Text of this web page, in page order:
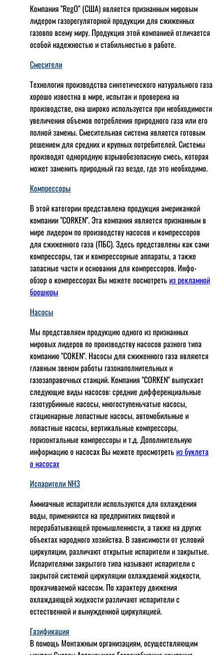
Компания "RegO" (США) является признанным мировым
лидером газорегуляторной продукции для сжиженных
газовпо всему миру. Продукция этой компанией отличается
особой надежностью и стабильностью в работе.
Смесители
Технология производства синтетического натурального газа
хорошо известна в мире, испытан и проверена на
производстве, она широко используется при необходимости
увеличения объемов потребления природного газа или его
полной замены. Смесительная система является готовым
решением для средних и крупных потребителей. Системы
производят однородную взрывобезопасную смесь, которая
может заменить природный газ везде, где это необходимо.
Компрессоры
В этой категории представлена продукция американкой
компании "CORKEN". Эта компания является признанным в
мире лидером по производству насосов и компрессоров
для сжиженного газа (ПБС). Здесь представлены как сами
компрессоры, так и компрессорные аппараты, а также
запасные части и основания для компрессоров. Инфо-
обзор о компрессорах Вы можете посмотретьиз рекламной
брошюры
Насосы
Мы представляем продукцию одного из признанных
мировых лидеров по производству насосов разного типа
компанию "COKEN". Насосы для сжиженного газа являются
главным звеном работы газонаполнительных и
газозаправочных станций. Компания "CORKEN" выпускает
следующие виды насосов: cредние дифференциальные
газотурбинные насосы, многоступеньчатые насосы,
стационарные лопастные насосы, автомобильные и
лопaстные насосы, вертикальные компрессоры,
горизонтальные компрессоры и т.д. Дополнительную
информацию о насосах Вы можете просмотретьиз буклета
о насосах
Испарители NH3
Аммиачные испарители используются для охлаждения
воды, применяются на предприятиях пищевой и
перерабатывающей промышленности, а также на других
объектах народного хозяйства. В зависимости от условий
циркуляции, различают открытые испарители и закрытые.
Испарителями закрытого типа называют испарители с
закрытой системой циркуляции охлаждаемой жидкости,
прокачиваемой насосом. По характеру движения
охлаждающей жидкости различают испарители с
естественной и вынужденной циркуляцией.
Газификация
В помощь Монтажным организациям, осуществляющим